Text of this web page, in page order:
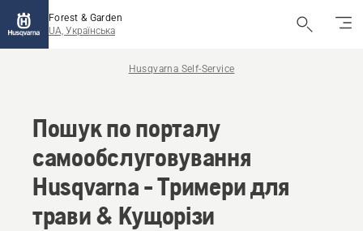
Forest & Garden
UA, Українська
Husqvarna Self-Service
Пошук по порталу
самообслуговування
Husqvarna - Тримери для
трави & Кущорізи